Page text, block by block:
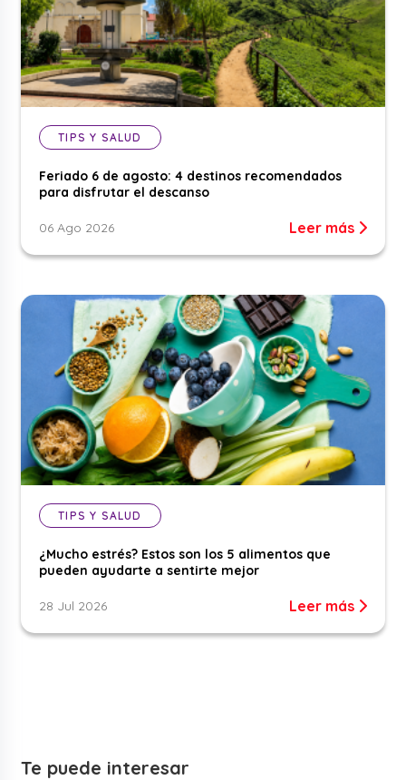
TIPS Y SALUD
Feriado 6 de agosto: 4 destinos recomendados
para disfrutar el descanso
06 Ago 2026 Leer más
TIPS Y SALUD
¿Mucho estrés? Estos son los 5 alimentos que
pueden ayudarte a sentirte mejor
28 Jul 2026 Leer más
Te puede interesar